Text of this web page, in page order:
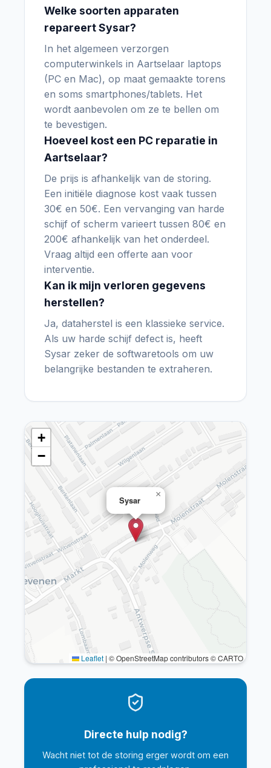
Welke soorten apparaten
repareert Sysar?
In het algemeen verzorgen
computerwinkels in Aartselaar laptops
(PC en Mac), op maat gemaakte torens
en soms smartphones/tablets. Het
wordt aanbevolen om ze te bellen om
te bevestigen.
Hoeveel kost een PC reparatie in
Aartselaar?
De prijs is afhankelijk van de storing.
Een initiële diagnose kost vaak tussen
30€ en 50€. Een vervanging van harde
schijf of scherm varieert tussen 80€ en
200€ afhankelijk van het onderdeel.
Vraag altijd een offerte aan voor
interventie.
Kan ik mijn verloren gegevens
herstellen?
Ja, dataherstel is een klassieke service.
Als uw harde schijf defect is, heeft
Sysar zeker de softwaretools om uw
belangrijke bestanden te extraheren.
Sysar
×
+
−
Leaflet | © OpenStreetMap contributors © CARTO
Directe hulp nodig?
Wacht niet tot de storing erger wordt om een